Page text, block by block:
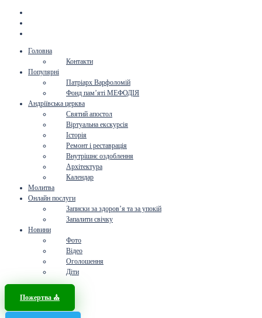
Головна
Контакти
Популярні
Патріарх Варфоломій
Фонд пам’яті МЕФОДІЯ
Андріївська церква
Святий апостол
Віртуальна екскурсія
Історія
Ремонт і реставрація
Внутрішнє оздоблення
Архітектура
Календар
Молитва
Онлайн послуги
Записки за здоров’я та за упокій
Запалити свічку
Новини
Фото
Відео
Оголошення
Діти
Пожертва ⛪️